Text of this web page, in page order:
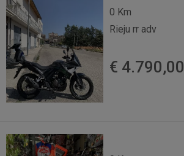
0 Km
Rieju rr adv
€ 4.790,00